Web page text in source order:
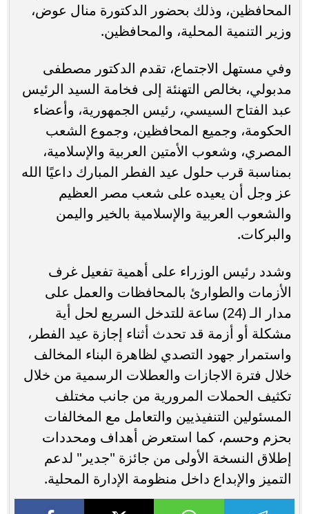
المحافظين، وذلك بحضور الدكتورة منال عوض،
وزير التنمية المحلية، والمحافظين.
وفي مستهل الاجتماع، تقدم الدكتور مصطفى
مدبولي، بخالص التهنئة إلى فخامة السيد الرئيس
عبد الفتاح السيسي، رئيس الجمهورية، وأعضاء
الحكومة، وجميع المحافظين، وجموع الشعب
المصري، وشعوب الأمتين العربية والإسلامية،
بمناسبة قرب حلول عيد الفطر المبارك داعيًا الله
عز وجل أن يعيده على شعب مصر العظيم
والشعوب العربية والإسلامية بالخير واليمن
والبركات.
وشدد رئيس الوزراء على أهمية تفعيل غرف
الأزمات والطوارئ بالمحافظات والعمل على
مدار الـ (24) ساعة للتدخل السريع لحل أية
مشكلة أو أزمة قد تحدث أثناء إجازة عيد الفطر،
واستمرار جهود التصدي لظاهرة البناء المخالف
خلال فترة الاجازات والعطلات الرسمية من خلال
تكثيف الحملات المرورية من جانب مختلف
المسئولين التنفيذيين والتعامل مع المخالفات
بحزم وحسم، كما استعرض أهداف ومحددات
إطلاق النسخة الأولى من جائزة "جدير" لدعم
التميز والإبداع داخل منظومة الإدارة المحلية.